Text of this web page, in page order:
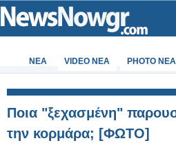
ΝΕΑ VIDEO NEA PHOTO NEA
Ποια "ξεχασμένη"
την κορμάρα; [ΦΩΤΟ]